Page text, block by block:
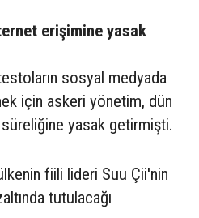
erişimine yasak
sosyal medyada
için askeri yönetim, dün
yasak getirmişti.
fiili lideri Suu Çii'nin
tutulacağı